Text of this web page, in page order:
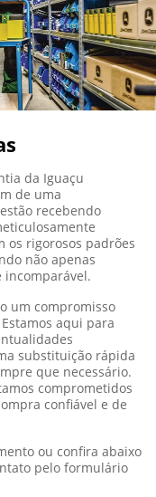
da Iguaçu
de uma
recebendo
os rigorosos padrões
não apenas
um compromisso
aqui para
substituição rápida
que necessário.
comprometidos
confiável e de
ou confira abaixo
pelo formulário